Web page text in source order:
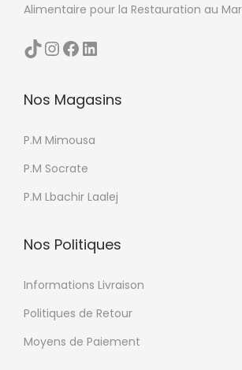
Alimentaire pour la Restauration au
TikTok InstagramFacebook LinkedIn
Nos Magasins
P.M Mimousa
P.M Socrate
P.M Lbachir Laalej
Nos Politiques
Informations Livraison
Politiques de Retour
Moyens de Paiement